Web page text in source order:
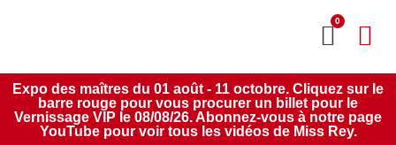
0
Expo des maîtres du 01 août - 11 octobre. Cliquez sur le
barre rouge pour vous procurer un billet pour le
Vernissage VIP le 08/08/26. Abonnez-vous à notre page
YouTube pour voir tous les vidéos de Miss Rey.